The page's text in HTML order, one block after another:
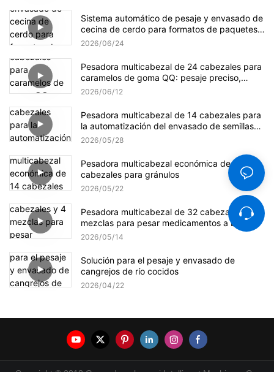
Sistema automático de pesaje y envasado de
cecina de cerdo para formatos de paquetes
pequeños y a granel.
2026 06 24
Pesadora multicabezal de 24 cabezales para
caramelos de goma QQ: pesaje preciso,
suave y eficiente.
2026 06 12
Pesadora multicabezal de 14 cabezales para
la automatización del envasado de semillas
de girasol
2026 05 28
Pesadora multicabezal económica de 14
cabezales para gránulos
2026 05 22
Pesadora multicabezal de 32 cabezales y 4
mezclas para pesar medicamentos a base de
hierbas.
2026 05 14
Solución para el pesaje y envasado de
cangrejos de río cocidos
2026 04 22